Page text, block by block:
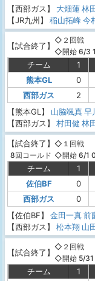
【西部ガス】
大畑蓮林
【JR九州】
稲山拓峰今
【試合終了】
◇２回戦
◇開始 6/3
チーム 1
熊本GL
0
西部ガス
2
【熊本GL】
山脇颯真早
【西部ガス】
村田健 林
【試合終了】
8回コールド
◇１回戦
◇開始 6/1
チーム 1
佐伯BF
0
西部ガス
0
【佐伯BF】
金田一真前
【西部ガス】
松本翔 山
【試合終了】
◇２回戦
◇開始 5/31
チーム 1